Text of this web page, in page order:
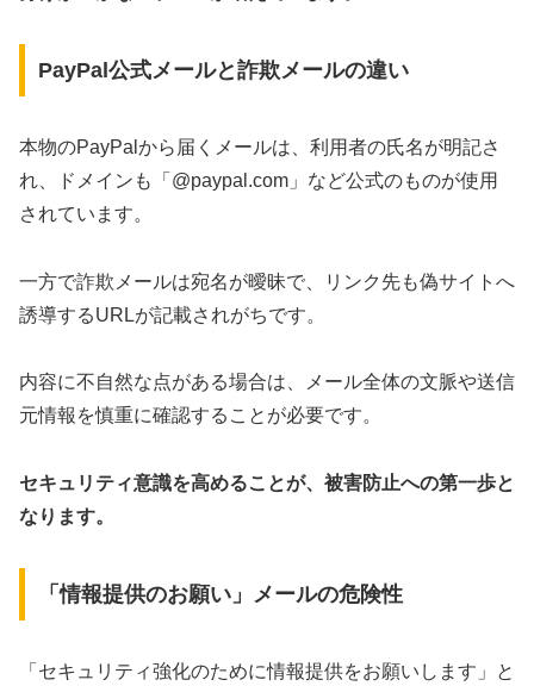
PayPal公式メールと詐欺メールの違い
本物のPayPalから届くメールは、利用者の氏名が明記さ
れ、ドメインも「@paypal.com」など公式のものが使用
されています。
一方で詐欺メールは宛名が曖昧で、リンク先も偽サイトへ
誘導するURLが記載されがちです。
内容に不自然な点がある場合は、メール全体の文脈や送信
元情報を慎重に確認することが必要です。
セキュリティ意識を高めることが、被害防止への第一歩と
なります。
「情報提供のお願い」メールの危険性
「セキュリティ強化のために情報提供をお願いします」と